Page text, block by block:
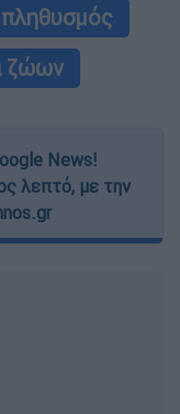
πληθυσμός
ζώων
News!
λεπτό, με την